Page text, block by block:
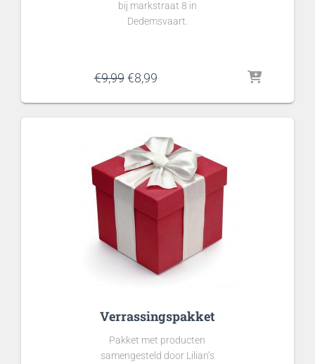
bij markstraat 8 in
Dedemsvaart.
€9,99 Oorspronkelijke
was:
€8,99Huidige
is:
Verrassingspakket
Pakket met producten
samengesteld door Lilian’s